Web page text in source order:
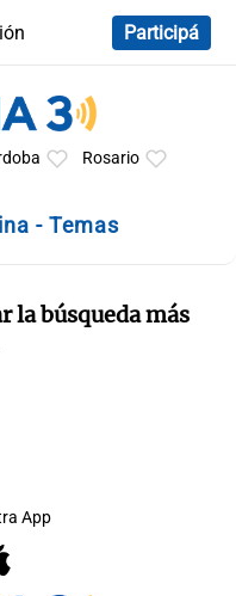
Participá
Rosario
- Temas
la búsqueda más
App